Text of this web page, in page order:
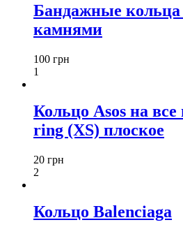
Бандажные кольца
камнями
100 грн
1
Кольцо Asos на
ring (XS) плоское
20 грн
2
Кольцо Balenciaga